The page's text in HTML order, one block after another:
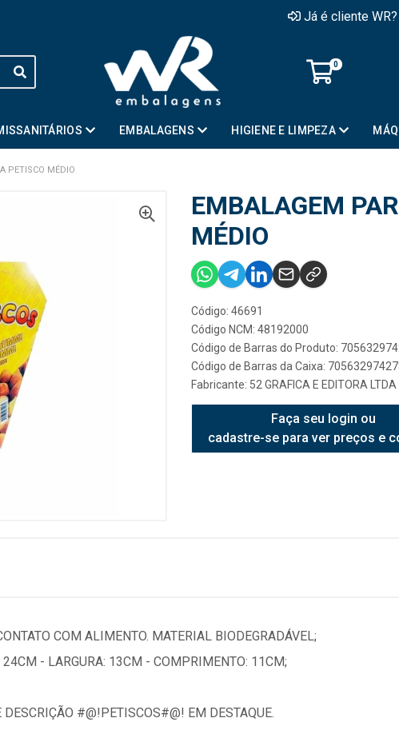
Já é cliente
0
EMBALAGENS HIGIENE E LIMPEZA
PETISCO MÉDIO
EMBALAGEM
MÉDIO
Código: 46691
Código NCM: 48192000
Código de Barras do Produto:
Código de Barras da Caixa:
Fabricante: 52 GRAFICA E EDITORA LTDA
Faça seu login ou
cadastre-se para ver preços e
COM ALIMENTO. MATERIAL BIODEGRADÁVEL;
- LARGURA: 13CM - COMPRIMENTO: 11CM;
#@!PETISCOS#@! EM DESTAQUE.